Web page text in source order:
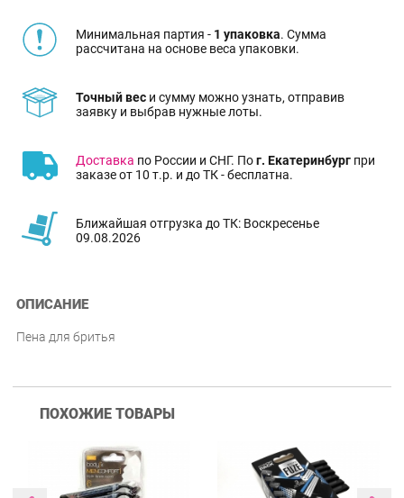
Минимальная партия - 1 упаковка. Сумма
рассчитана на основе веса упаковки.
Точный вес и сумму можно узнать, отправив
заявку и выбрав нужные лоты.
Доставка по России и СНГ. Пог. Екатеринбург при
заказе от 10 т.р. и до ТК - бесплатна.
Ближайшая отгрузка до ТК: Воскресенье
09.08.2026
ОПИСАНИЕ
Пена для бритья
ПОХОЖИЕ ТОВАРЫ